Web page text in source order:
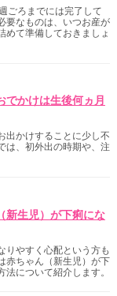
ごろまでには完了して
要なものは、いつお産が
めて準備しておきましょ
でかけは生後何ヵ月
出かけすることに少し不
は、初外出の時期や、注
新生児）が下痢にな
りやすく心配という方も
赤ちゃん（新生児）が下
について紹介します。